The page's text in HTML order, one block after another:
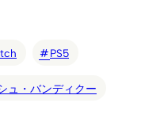
PS5
ュ・バンディクー